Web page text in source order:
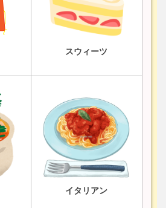
スウィーツ
イタリアン